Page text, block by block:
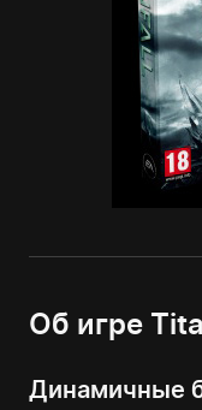
Об игре
Динамичные